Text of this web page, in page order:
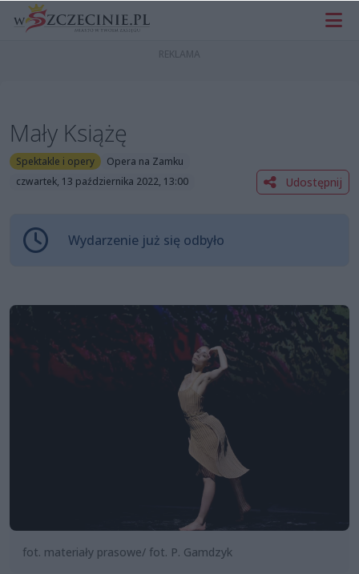
Mały Książę
Spektakle i opery
Opera na Zamku
czwartek, 13 października 2022, 13:00
Udostępnij
Wydarzenie już się odbyło
fot. materiały prasowe/ fot. P. Gamdzyk